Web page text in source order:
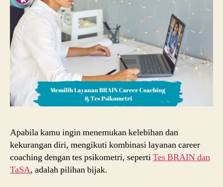
Apabila kamu ingin menemukan kelebihan dan
kekurangan diri, mengikuti kombinasi layanan career
coaching dengan tes psikometri, sepertiTes BRAIN dan
TaSA, adalah pilihan bijak.